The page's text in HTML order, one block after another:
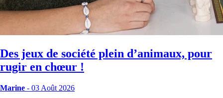
Des jeux de société plein d’animaux, pour
rugir en chœur !
Marine - 03 Août 2026